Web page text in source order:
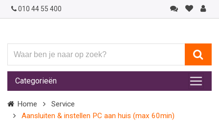
010 44 55 400
ben
je
naar
op
zoek?
Categorieën
Home
Service
Aansluiten & instellen PC aan huis (max 60min)